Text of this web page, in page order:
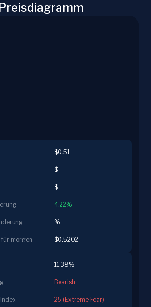
$0.51
$
$
4.22%
%
für morgen $0.5202
11.38%
Bearish
25 (Extreme Fear)